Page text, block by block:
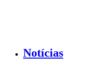
Notícias